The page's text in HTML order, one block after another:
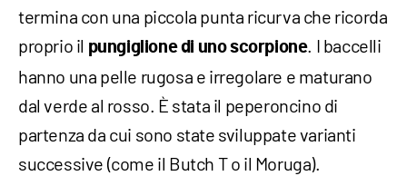
termina con una piccola punta ricurva che ricorda
proprio il pungiglione di uno scorpione. I baccelli
hanno una pelle rugosa e irregolare e maturano
dal verde al rosso. È stata il peperoncino di
partenza da cui sono state sviluppate varianti
successive (come il Butch T o il Moruga).